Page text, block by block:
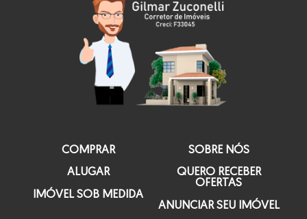
COMPRAR
ALUGAR
IMÓVEL SOB MEDIDA
SOBRE NÓS
QUERO RECEBER
OFERTAS
ANUNCIAR SEU IMÓVEL